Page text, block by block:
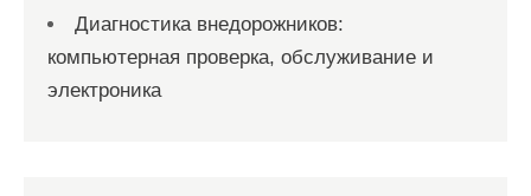
Диагностика внедорожников:
компьютерная проверка, обслуживание и
электроника